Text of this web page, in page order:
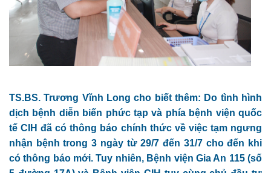
TS.BS. Trương Vĩnh Long cho biết thêm: Do tình hình
dịch bệnh diễn biến phức tạp và phía bệnh viện quốc
tế CIH đã có thông báo chính thức về việc tạm ngưng
nhận bệnh trong 3 ngày từ 29/7 đến 31/7 cho đến khi
có thông báo mới. Tuy nhiên, Bệnh viện Gia An 115 (số